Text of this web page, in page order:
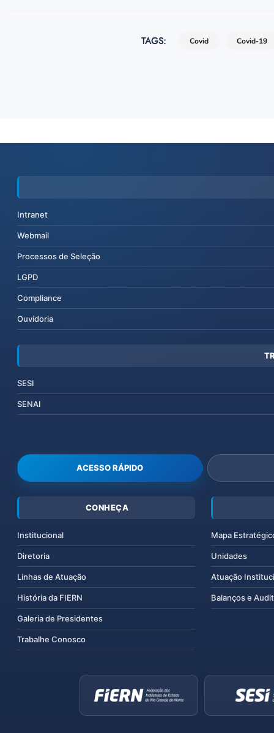
TAGS: Covid Covid-19
Intranet
Webmail
Processos de Seleção
LGPD
Compliance
Ouvidoria
SESI
SENAI
ACESSO RÁPIDO
CONHEÇA
Institucional
Diretoria
Linhas de Atuação
História da FIERN
Galeria de Presidentes
Trabalhe Conosco
Mapa
Unidades
Atuação
Balanços e